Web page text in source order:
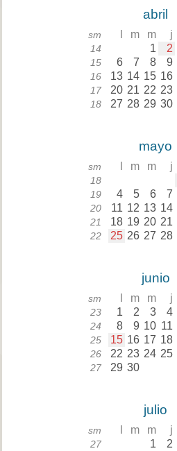
abril
sm m m j
14 1 2
15 6 7 8 9
16 13 14 15 16
17 20 21 22 23
18 27 28 29 30
mayo
sm m m j
18
19 4 5 6 7
20 11 12 13 14
21 18 19 20 21
22 25 26 27 28
junio
sm m m j
23 1 2 3 4
24 8 9 10 11
25 15 16 17 18
26 22 23 24 25
27 29 30
julio
sm m m j
27 1 2